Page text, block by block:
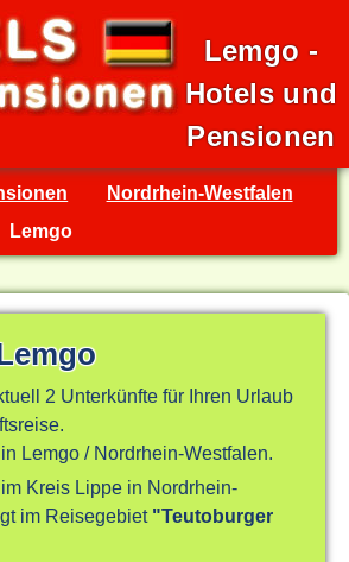
Lemgo -
Hotels und
Pensionen
Nordrhein-Westfalen
Lemgo
2 Unterkünfte für Ihren Urlaub
Lemgo / Nordrhein-Westfalen.
Kreis Lippe in Nordrhein-
im Reisegebiet "Teutoburger